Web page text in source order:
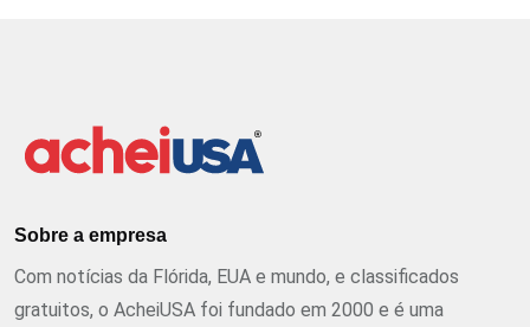
Sobre a empresa
Com notícias da Flórida, EUA e mundo, e classificados
gratuitos, o AcheiUSA foi fundado em 2000 e é uma